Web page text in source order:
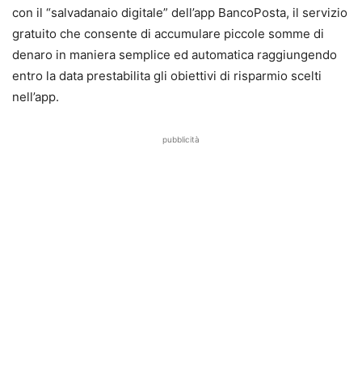
con il “salvadanaio digitale” dell’app BancoPosta, il servizio
gratuito che consente di accumulare piccole somme di
denaro in maniera semplice ed automatica raggiungendo
entro la data prestabilita gli obiettivi di risparmio scelti
nell’app.
pubblicità